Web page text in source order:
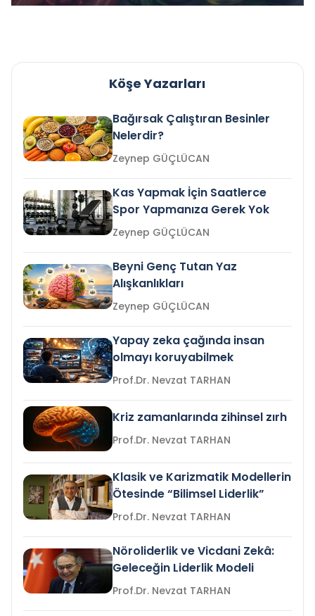
Köşe Yazarları
Bağırsak Çalıştıran Besinler
Nelerdir?
Zeynep GÜÇLÜCAN
Kas Yapmak İçin Saatlerce
Spor Yapmanıza Gerek Yok
Zeynep GÜÇLÜCAN
Beyni Genç Tutan Yaz
Alışkanlıkları
Zeynep GÜÇLÜCAN
Yapay zeka çağında insan
olmayı koruyabilmek
Prof.Dr. Nevzat TARHAN
Kriz zamanlarında zihinsel zırh
Prof.Dr. Nevzat TARHAN
Klasik ve Karizmatik Modellerin
Ötesinde “Bilimsel Liderlik”
Prof.Dr. Nevzat TARHAN
Nöroliderlik ve Vicdani Zekâ:
Geleceğin Liderlik Modeli
Prof.Dr. Nevzat TARHAN